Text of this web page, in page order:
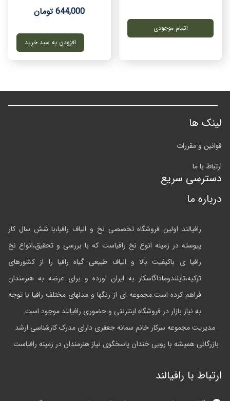
اتمام موجودی
644,000 تومان
افزودن به سبد خرید
لینک ها
قوانین و مقررات
ارتباط با ما
دسترسی سریع
درباره ما
رافیالند اولین فروشگاه تخصصی نخ و الیاف رافیا،با شش سال کار
پیوسته در زمینه انوع نخ رافیاست که با بررسی و تحقیق،انواع نخ
رافیا ی باکیفیت بالا و الیاف طبیعی گیاه رافیا را از کشورهای
ترکیه،تایلندوماداگاسکار به ایران اورده و برای عرضه به هنرمندان
فراهم کرده است.مجموعه ای از رنگها و مدلهای مختلف رافیا با توجه
به نیاز بازار در فروشگاه اینترنتی و حضوری رافیالند موجود است.
مدیریت مجموعه سرکار خانم سمانه جعفری دارای مدرک کارشناسی ارشد
بازرگانی همیشه با رویی خندان پاسخگوی نیاز هنرمندان در زمینه رافیاست.
ارتباط با رافیالند